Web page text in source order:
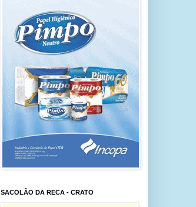
SACOLÃO DA RECA - CRATO